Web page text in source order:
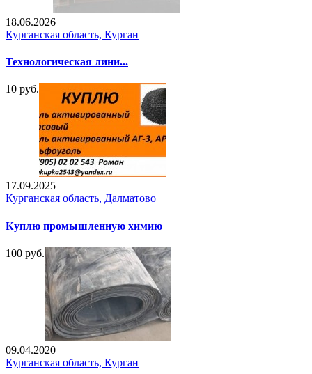
18.06.2026
Курганская область, Курган
Технологическая лини...
10 руб.
17.09.2025
Курганская область, Далматово
Куплю промышленную химию
100 руб.
09.04.2020
Курганская область, Курган